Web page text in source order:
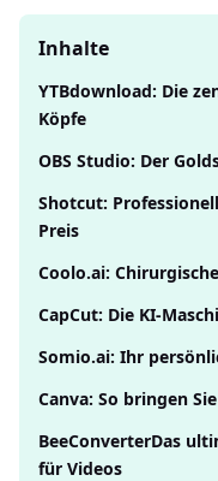
Inhalte
YTBdownload: Die
Köpfe
OBS Studio: Der
Shotcut:
Preis
Coolo.ai:
CapCut: Die KI-
Somio.ai: Ihr
Canva: So bringen
BeeConverterDas
für Videos